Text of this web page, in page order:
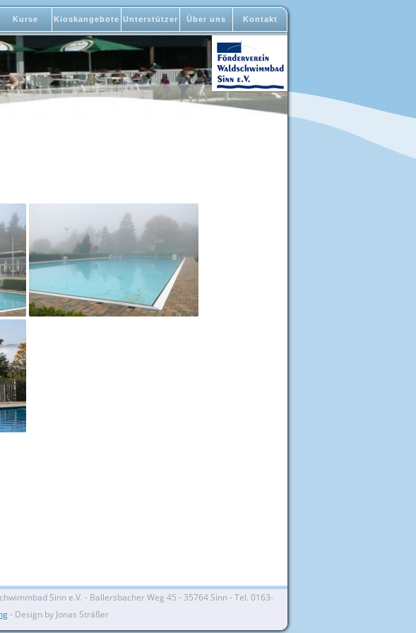
Kurse Kioskangebote Unterstützer Über uns Kontakt
Sinn e.V. - Ballersbacher Weg 45 - 35764 Sinn - Tel. 0163-
- Design by Jonas Sträßer